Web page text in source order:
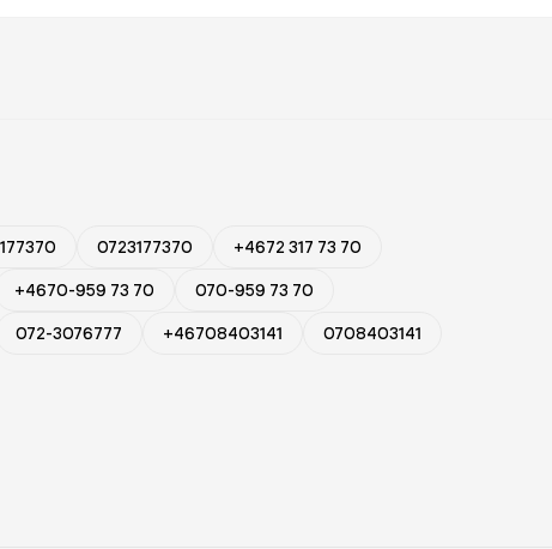
0723177370
+4672 317 73 70
+4670-959 73 70
070-959 73 70
072-3076777 +46708403141
0708403141